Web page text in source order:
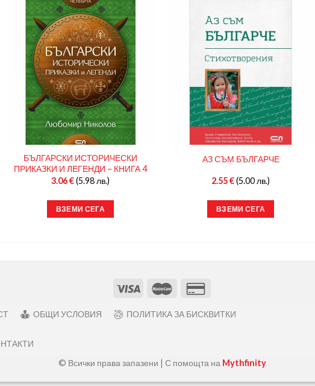
БЪЛГАРСКИ ИСТОРИЧЕСКИ
ПРИКАЗКИ И ЛЕГЕНДИ – КНИГА 4
3.06€(5.98 лв.)
ВЗЕМИ СЕГА
АЗ СЪМ БЪЛГАРЧЕ
2.55€(5.00 лв.)
ВЗЕМИ СЕГА
ОБЩИ УСЛОВИЯ ПОЛИТИКА ЗА БИСКВИТКИ
© Всички права запазени | С помощта на Mythfinity